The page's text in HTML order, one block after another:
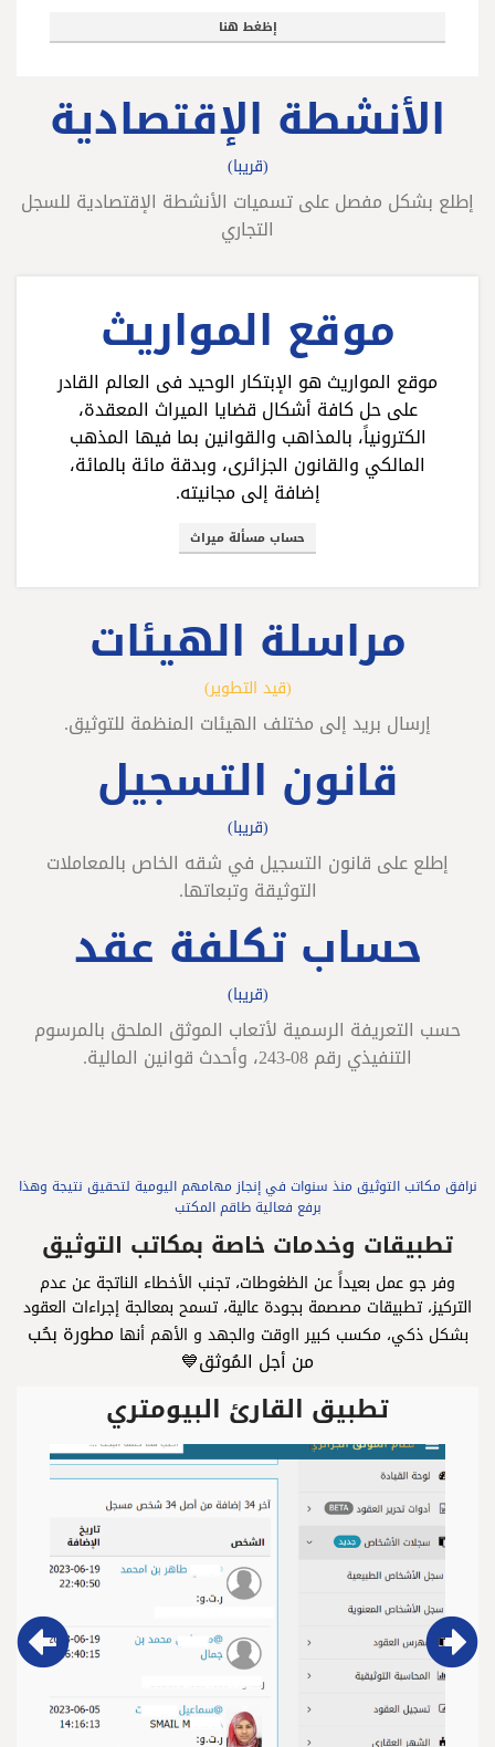
إظغط هنا
الأنشطة الإقتصادية
(قريبا)
إطلع بشكل مفصل على تسميات الأنشطة الإقتصادية للسجل
التجاري
موقع المواريث
موقع المواريث هو الإبتكار الوحيد فى العالم القادر
على حل كافة أشكال قضايا الميراث المعقدة،
الكترونياً، بالمذاهب والقوانين بما فيها المذهب
المالكي والقانون الجزائرى، وبدقة مائة بالمائة،
إضافة إلى مجانيته.
حساب مسألة ميراث
مراسلة الهيئات
(قيد التطوير)
إرسال بريد إلى مختلف الهيئات المنظمة للتوثيق.
قانون التسجيل
(قريبا)
إطلع على قانون التسجيل في شقه الخاص بالمعاملات
التوثيقة وتبعاتها.
حساب تكلفة عقد
(قريبا)
حسب التعريفة الرسمية لأتعاب الموثق الملحق بالمرسوم
التنفيذي رقم 08-243، وأحدث قوانين المالية.
نرافق مكاتب التوثيق منذ سنوات في إنجاز مهامهم اليومية لتحقيق نتيجة وهذا
برفع فعالية طاقم المكتب
تطبيقات وخدمات خاصة بمكاتب التوثيق
وفر جو عمل بعيداً عن الظغوطات، تجنب الأخطاء الناتجة عن عدم
التركيز، تطبيقات مصصمة بجودة عالية، تسمح بمعالجة إجراءات العقود
بشكل ذكي، مكسب كبير ااوقت والجهد و الأهم أنهامطورة بحُب
من أجل المُوثق💙
تطبيق القارئ البيومتري